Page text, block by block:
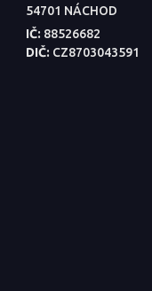
54701 NÁCHOD
IČ: 88526682
DIČ: CZ8703043591